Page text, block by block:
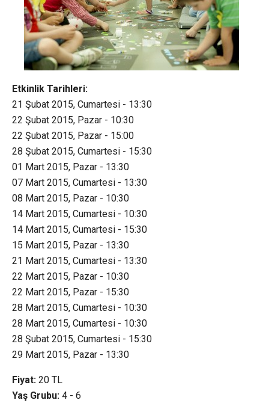
Etkinlik Tarihleri:
21 Şubat 2015, Cumartesi - 13:30
22 Şubat 2015, Pazar - 10:30
22 Şubat 2015, Pazar - 15:00
28 Şubat 2015, Cumartesi - 15:30
01 Mart 2015, Pazar - 13:30
07 Mart 2015, Cumartesi - 13:30
08 Mart 2015, Pazar - 10:30
14 Mart 2015, Cumartesi - 10:30
14 Mart 2015, Cumartesi - 15:30
15 Mart 2015, Pazar - 13:30
21 Mart 2015, Cumartesi - 13:30
22 Mart 2015, Pazar - 10:30
22 Mart 2015, Pazar - 15:30
28 Mart 2015, Cumartesi - 10:30
28 Mart 2015, Cumartesi - 10:30
28 Şubat 2015, Cumartesi - 15:30
29 Mart 2015, Pazar - 13:30
Fiyat: 20TL
Yaş Grubu:4 - 6